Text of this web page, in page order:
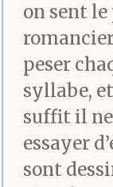
verre
main,
dans
salon
trois
on sent
peser
syllabe,
suffit il ne
essayer
sont